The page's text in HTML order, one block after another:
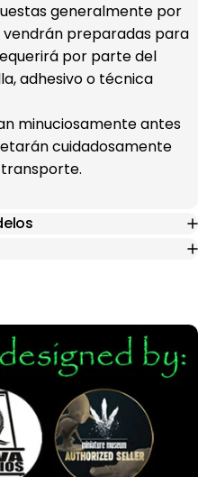
generalmente por
preparadas para
por parte del
adhesivo o técnica
minuciosamente antes
cuidadosamente